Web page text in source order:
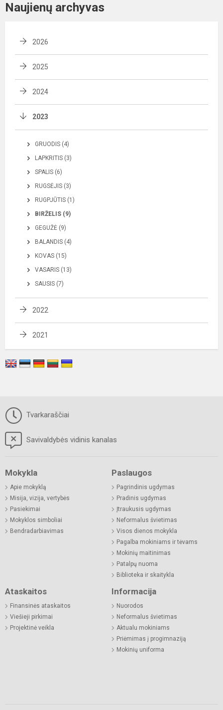
Naujienų archyvas
2026
2025
2024
2023
GRUODIS (4)
LAPKRITIS (3)
SPALIS (6)
RUGSĖJIS (3)
RUGPJŪTIS (1)
BIRŽELIS (9)
GEGUŽĖ (9)
BALANDIS (4)
KOVAS (15)
VASARIS (13)
SAUSIS (7)
2022
2021
Tvarkaraščiai
Savivaldybės vidinis kanalas
Mokykla
Apie mokyklą
Misija, vizija, vertybės
Pasiekimai
Mokyklos simboliai
Bendradarbiavimas
Paslaugos
Pagrindinis ugdymas
Pradinis ugdymas
Įtraukusis ugdymas
Neformalus švietimas
Visos dienos mokykla
Pagalba mokiniams ir tėvams
Mokinių maitinimas
Patalpų nuoma
Biblioteka ir skaitykla
Ataskaitos
Finansinės ataskaitos
Viešieji pirkimai
Projektinė veikla
Informacija
Nuorodos
Neformalus švietimas
Aktualu mokiniams
Priėmimas į progimnaziją
Mokinių uniforma